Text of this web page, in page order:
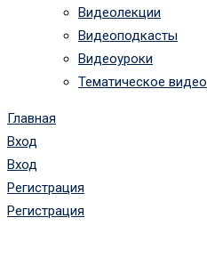
Видеолекции
Видеоподкасты
Видеоуроки
Тематическое видео
Главная
Вход
Вход
Регистрация
Регистрация